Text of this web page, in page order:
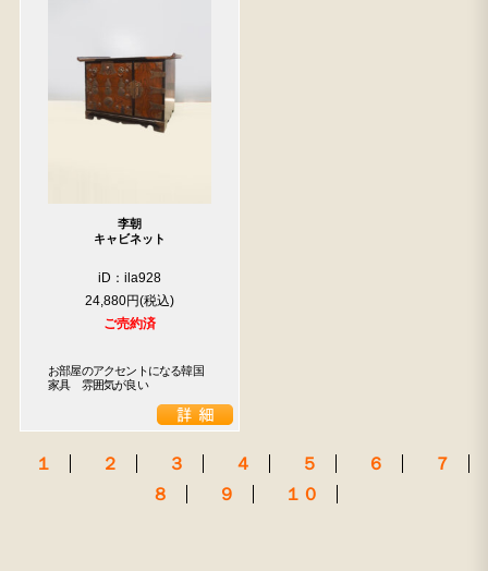
李朝
キャビネット
iD：ila928
24,880円
ご売約済
お部屋のアクセントになる韓国
家具　雰囲気が良い
１ ２ ３ ４ ５ ６
７
８
９ １０
2729 水屋箪笥
箪笥 2471